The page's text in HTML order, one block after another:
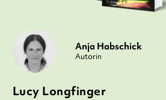
Anja Habschick
Autorin
Lucy Longfinger